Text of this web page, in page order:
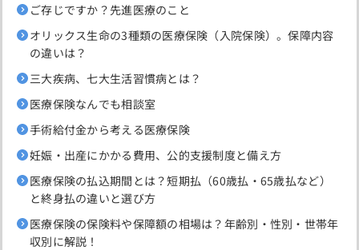
ご存じですか？先進医療のこと
オリックス生命の3種類の医療保険（入院保険）。保障内容
の違いは？
三大疾病、七大生活習慣病とは？
医療保険なんでも相談室
手術給付金から考える医療保険
妊娠・出産にかかる費用、公的支援制度と備え方
医療保険の払込期間とは？短期払（60歳払・65歳払など）
と終身払の違いと選び方
医療保険の保険料や保障額の相場は？年齢別・性別・世帯年
収別に解説！